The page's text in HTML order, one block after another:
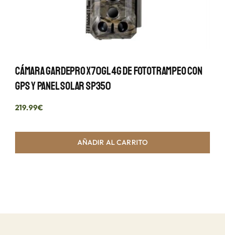
Cámara GardePro X70GL 4G De Fototrampeo Con
GPS Y Panel Solar SP350
219.99€
AÑADIR AL CARRITO